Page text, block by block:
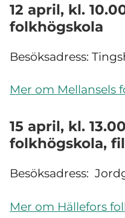
12 april, kl.
folkhögskola
Besöksadress:
Mer om Mellansels
15 april, kl.
folkhögskola,
Besöksadress:
Mer om Hällefors